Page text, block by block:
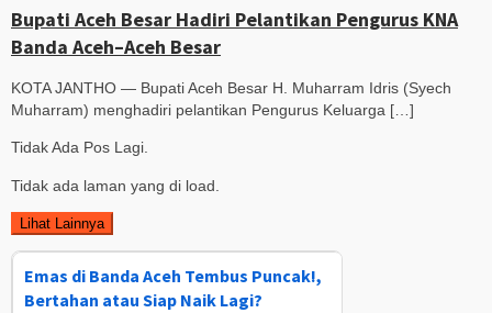
Bupati Aceh Besar Hadiri Pelantikan Pengurus KNA
Banda Aceh–Aceh Besar
KOTA JANTHO — Bupati Aceh Besar H. Muharram Idris (Syech
Muharram) menghadiri pelantikan Pengurus Keluarga […]
Tidak Ada Pos Lagi.
Tidak ada laman yang di load.
Lihat Lainnya
Emas di Banda Aceh Tembus Puncak!,
Bertahan atau Siap Naik Lagi?